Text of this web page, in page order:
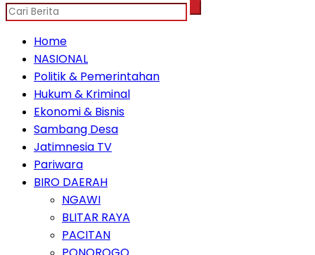
Home
NASIONAL
Politik & Pemerintahan
Hukum & Kriminal
Ekonomi & Bisnis
Sambang Desa
Jatimnesia TV
Pariwara
BIRO DAERAH
NGAWI
BLITAR RAYA
PACITAN